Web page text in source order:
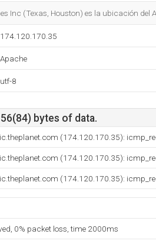
Inc (Texas, Houston) es la ubicación del
174.120.170.35
Apache
utf-8
bytes of data.
(174.120.170.35):
(174.120.170.35):
(174.120.170.35):
0% packet loss, time 2000ms